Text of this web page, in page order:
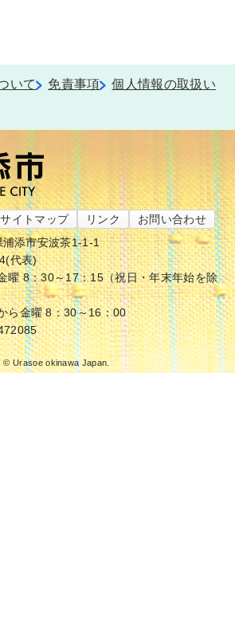
いて 免責事項
個人情報の取扱い
サイトマップ リンク
お問い合わせ
浦添市安波茶1-1-1
代表)
曜 8：30～17：15（祝日・年末年始を除
ら金曜 8：30～16：00
© Urasoe okinawa Japan.